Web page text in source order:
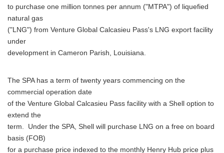
to purchase one million tonnes per annum ("MTPA") of liquefied
natural gas
("LNG") from Venture Global Calcasieu Pass's LNG export facility
under
development in Cameron Parish, Louisiana.
The SPA has a term of twenty years commencing on the
commercial operation date
of the Venture Global Calcasieu Pass facility with a Shell option to
extend the
term. Under the SPA, Shell will purchase LNG on a free on board
basis (FOB)
for a purchase price indexed to the monthly Henry Hub price plus